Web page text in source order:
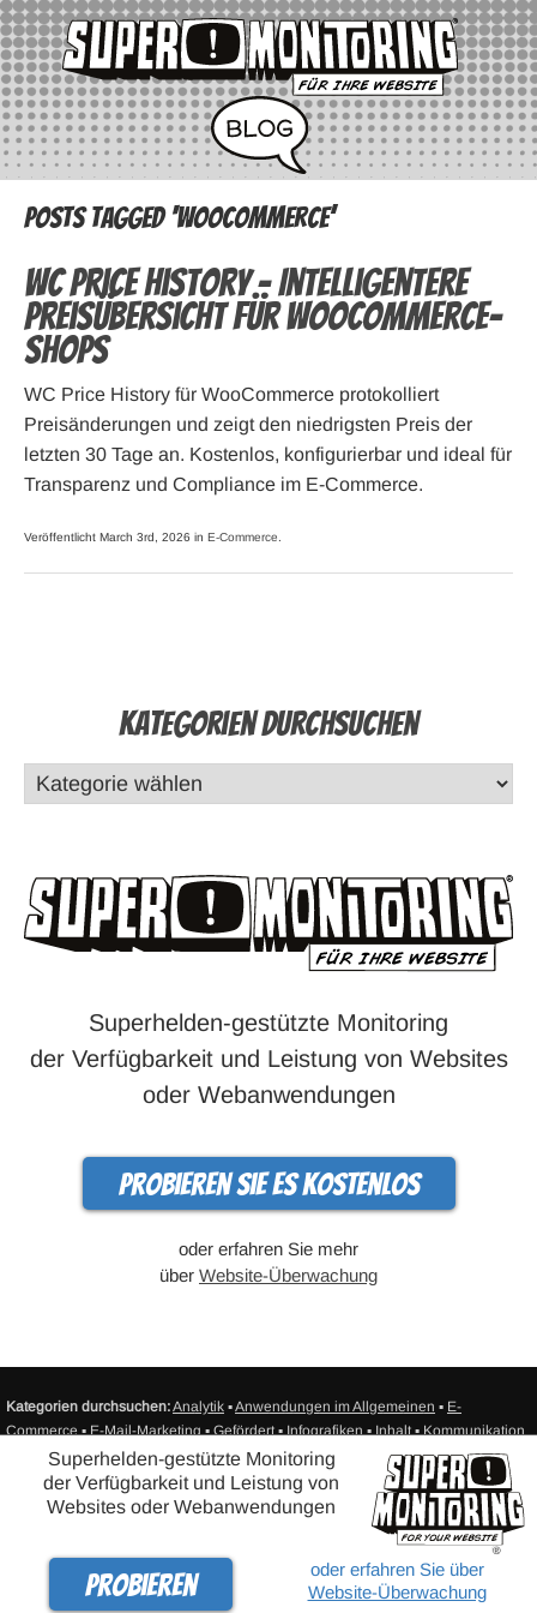
Posts Tagged ‘WooCommerce’
WC Price History – Intelligentere
Preisübersicht für WooCommerce-
Shops
WC Price History für WooCommerce protokolliert
Preisänderungen und zeigt den niedrigsten Preis der
letzten 30 Tage an. Kostenlos, konfigurierbar und ideal für
Transparenz und Compliance im E-Commerce.
Veröffentlicht March 3rd, 2026 in E-Commerce
Kategorien durchsuchen
Superhelden-gestützte Monitoring
der Verfügbarkeit und Leistung von Websites
oder Webanwendungen
Probieren Sie es kostenlos
oder erfahren Sie mehr
über Website-Überwachung
Superhelden-gestützte Monitoring
der Verfügbarkeit und Leistung von
Websites oder Webanwendungen
Probieren
oder erfahren Sie über
Website-Überwachung
Kategorien durchsuchen:Analytik ▪Anwendungen im Allgemeinen ▪ E-
Commerce ▪ E-Mail-Marketing ▪ Gefördert ▪ Infografiken ▪ Inhalt ▪ Kommunikation
Produktivität▪Ressourcen▪SEO/SEM▪Sicherheit Sonstiges▪Soziale Medien
Umsatz▪ Unkategorisiert▪Web-Design▪Web-Entwicklung▪ Web-Hosting
Website-Überwachung▪Sitemap
© Super Monitoring - Website Verfügbarkeitsüberwachung - SITEIMPULSE ®
2010-2025 - Alle Rechte vorbehalten. | Datenschutzerklärung| Kontakt